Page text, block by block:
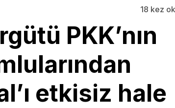
dev teklif
18 kez
PKK’nın
etkisiz hale